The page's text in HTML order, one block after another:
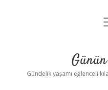
Gündelik yaşamı eğlenceli